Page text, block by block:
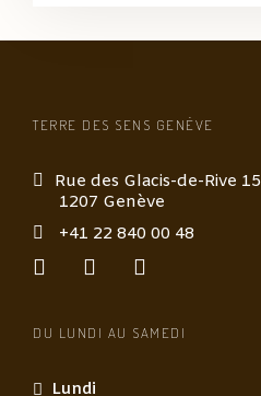
TERRE DES SENS GENÈVE
Rue des Glacis-de-Rive 15
1207 Genève
+41 22 840 00 48
DU LUNDI AU SAMEDI
Lundi